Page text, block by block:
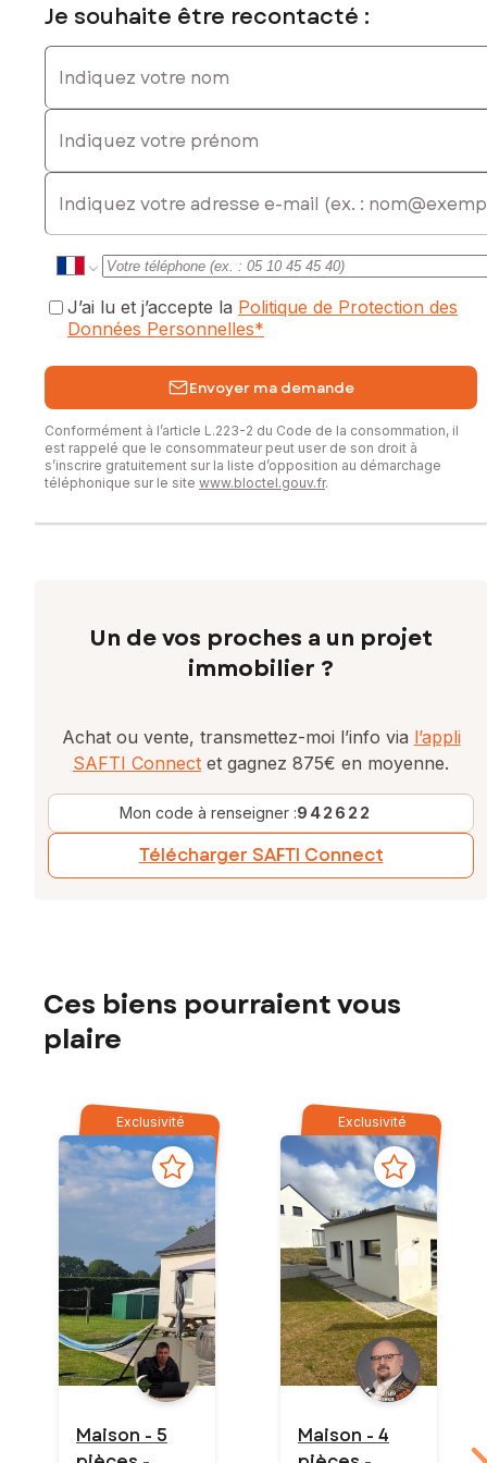
Je souhaite être recontacté :
Indiquez votre nom
Indiquez votre prénom
E-mail
J’ai lu et j’accepte la Politique de Protection des
Données Personnelles*
Envoyer ma demande
Conformément à l’article L.223-2 du Code de la consommation, il
est rappelé que le consommateur peut user de son droit à
s’inscrire gratuitement sur la liste d’opposition au démarchage
téléphonique sur le site www.bloctel.gouv.fr.
Un de vos proches a un projet
immobilier ?
Achat ou vente, transmettez-moi l’info via l’appli
SAFTI Connect et gagnez 875€ en moyenne.
Mon code à renseigner :942622
Télécharger SAFTI Connect
Ces biens pourraient vous
plaire
Exclusivité
Maison - 5
Exclusivité
Maison - 4